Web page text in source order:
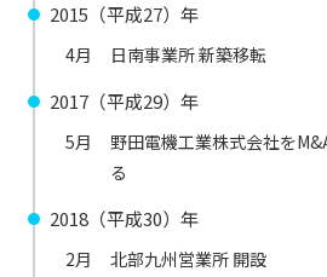
2015（平成27）年
4月 日南事業所 新築移転
2017（平成29）年
5月
野田電機工業株式会社を
る
2018（平成30）年
2月 北部九州営業所 開設